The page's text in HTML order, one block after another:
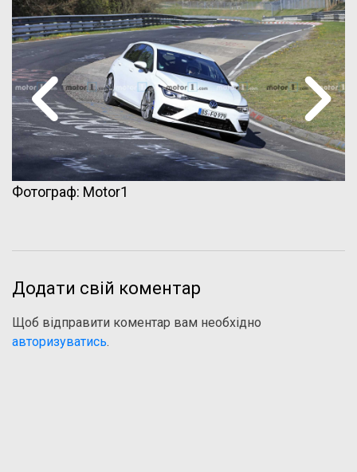
Фотограф: Motor1
Додати свій коментар
Щоб відправити коментар вам необхідно
авторизуватись.